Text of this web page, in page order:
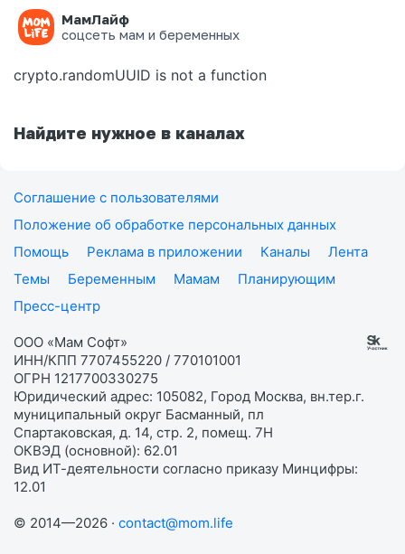
МамЛайф
соцсеть мам и беременных
Ошибка на странице
crypto.randomUUID is not a function
Найдите нужное в каналах
Соглашение с пользователями
Положение об обработке персональных данных
Помощь
Реклама в приложении Каналы
Лента
Темы
Беременным Мамам
Планирующим
Пресс-центр
ООО «Мам Софт»
ИНН/КПП 7707455220 / 770101001
ОГРН 1217700330275
Юридический адрес: 105082, Город Москва, вн.тер.г.
муниципальный округ Басманный, пл
Спартаковская, д. 14, стр. 2, помещ. 7Н
ОКВЭД (основной): 62.01
Вид ИТ-деятельности согласно приказу Минцифры:
12.01
© 2014—2026 · contact@mom.life